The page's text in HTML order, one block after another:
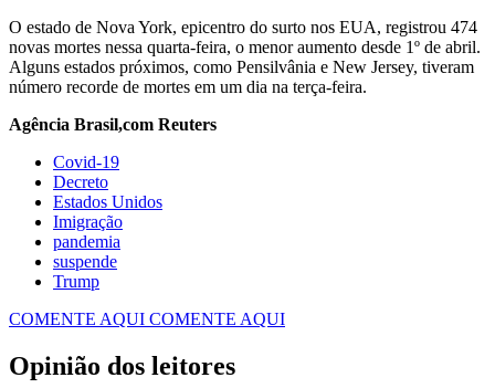
O estado de Nova York, epicentro do surto nos EUA, registrou 474
novas mortes nessa quarta-feira, o menor aumento desde 1º de abril.
Alguns estados próximos, como Pensilvânia e New Jersey, tiveram
número recorde de mortes em um dia na terça-feira.
Agência Brasil,com Reuters
Covid-19
Decreto
Estados Unidos
Imigração
pandemia
suspende
Trump
COMENTE AQUI COMENTE AQUI
Opinião dos leitores